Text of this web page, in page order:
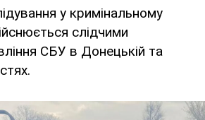
у кримінальному
слідчими
СБУ в Донецькій та